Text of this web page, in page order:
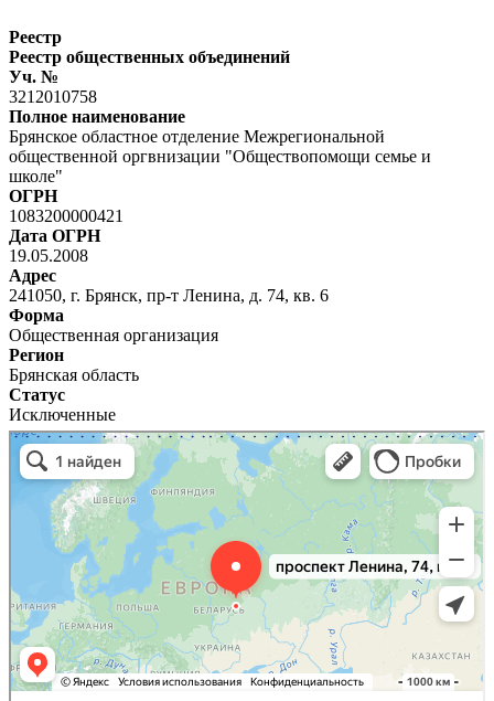
Реестр
Реестр общественных объединений
Уч. №
3212010758
Полное наименование
Брянское областное отделение Межрегиональной
общественной оргвнизации "Обществопомощи семье и
школе"
ОГРН
1083200000421
Дата ОГРН
19.05.2008
Адрес
241050, г. Брянск, пр-т Ленина, д. 74, кв. 6
Форма
Общественная организация
Регион
Брянская область
Статус
Исключенные